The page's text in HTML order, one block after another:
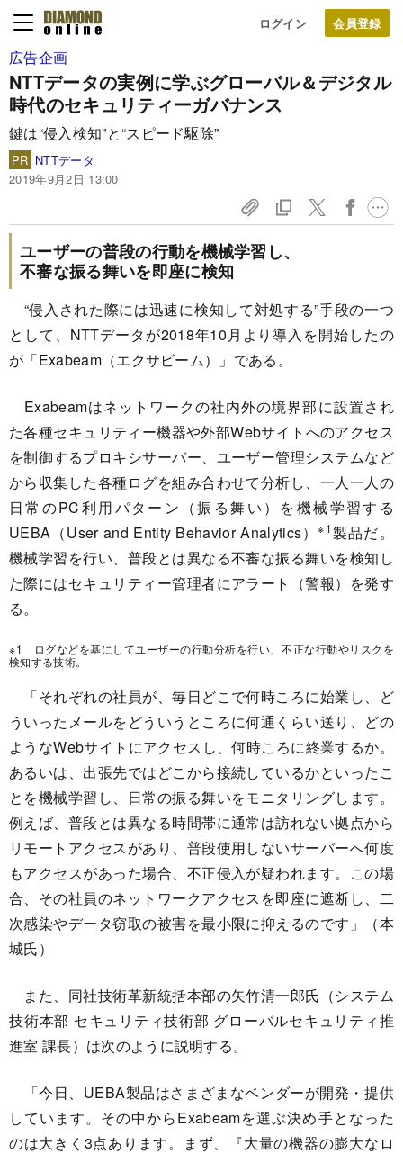
ログイン
広告企画
NTTデータの実例に学ぶグローバル＆デジタル
時代のセキュリティーガバナンス
鍵は“侵入検知”と“スピード駆除”
PR NTTデータ
2019年9月2日 13:00
ユーザーの普段の行動を機械学習し、
不審な振る舞いを即座に検知
“侵入された際には迅速に検知して対処する”手段の一つ
として、NTTデータが2018年10月より導入を開始したの
が「Exabeam（エクサビーム）」である。
Exabeamはネットワークの社内外の境界部に設置され
た各種セキュリティー機器や外部Webサイトへのアクセス
を制御するプロキシサーバー、ユーザー管理システムなど
から収集した各種ログを組み合わせて分析し、一人一人の
日常のPC利用パターン（振る舞い）を機械学習する
UEBA（User and Entity Behavior Analytics）※1製品だ。
機械学習を行い、普段とは異なる不審な振る舞いを検知し
た際にはセキュリティー管理者にアラート（警報）を発す
る。
※1 ログなどを基にしてユーザーの行動分析を行い、不正な行動やリスクを
検知する技術。
「それぞれの社員が、毎日どこで何時ころに始業し、ど
ういったメールをどういうところに何通くらい送り、どの
ようなWebサイトにアクセスし、何時ころに終業するか。
あるいは、出張先ではどこから接続しているかといったこ
とを機械学習し、日常の振る舞いをモニタリングします。
例えば、普段とは異なる時間帯に通常は訪れない拠点から
リモートアクセスがあり、普段使用しないサーバーへ何度
もアクセスがあった場合、不正侵入が疑われます。この場
合、その社員のネットワークアクセスを即座に遮断し、二
次感染やデータ窃取の被害を最小限に抑えるのです」（本
城氏）
また、同社技術革新統括本部の矢竹清一郎氏（システム
技術本部 セキュリティ技術部 グローバルセキュリティ推
進室 課長）は次のように説明する。
「今日、UEBA製品はさまざまなベンダーが開発・提供
しています。その中からExabeamを選ぶ決め手となった
のは大きく3点あります。まず、『大量の機器の膨大なロ